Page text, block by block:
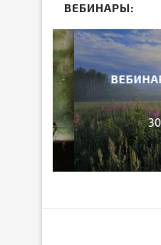
ВЕБИНАРЫ:
ВЕБИНАРЫ